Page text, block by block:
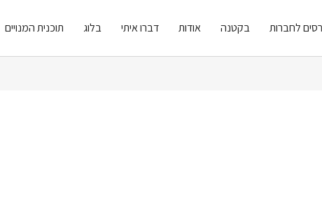
לחברות בקטנה אודות דברו איתי בלוג תוכנית המנויים